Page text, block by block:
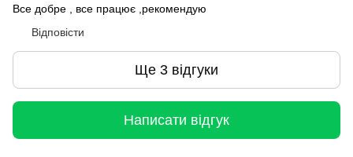
Все добре , все працює ,рекомендую
Відповісти
Ще 3 відгуки
Написати відгук